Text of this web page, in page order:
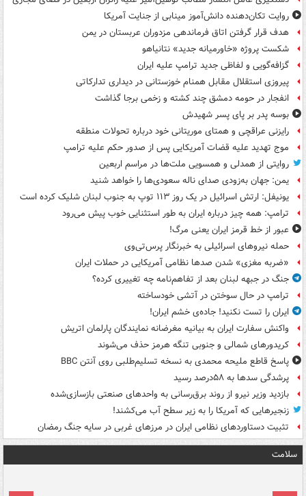
روایت تکان‌دهنده دانش‌آموز مینابی از جنایت آمریکا
هدف قرار گرفتن اتاق‌ فرماندهی مزدوران عربستان در یمن
شکست پروژه «خاورمیانه جدید» نتانیاهو
گزافه‌گویی و لفاظی جدید ترامپ علیه ایران
پیروزی استقلال مقابل همنام خوزستانی در دیداری تدارکاتی
انفجار در حومه دمشق چند کشته و زخمی برجا گذاشت
بوسه‌ پدر بر پای پسر شهیدش
رایزنی عراقچی و همتای موریتانی خود درباره تحولات منطقه
موج تهدید علیه قضات آمریکایی پس از صدور حکم علیه ترامپ
روایتی از همدلی و همسویی ملت‌ها در مراسم اربعین
یمن: جهان به‌زودی صدای ناله سعودی‌ها را خواهد شنید
یونیفل: ارتش اسرائیل در یک روز ۱۱۳ توپ به جنوب لبنان شلیک کرده است
ترامپ: همه چیز درباره ایران به طور استثنایی خوب پیش می‌رود
عبور از خط قرمز ایران یعنی مرگ!
حمله نیروهای اسرائیلی به خبرنگار پرس‌تی‌وی
«ضربه مغزی» شدن صدها نظامی آمریکایی در حملات ایران
جنگ در جبهه لبنان بعد از تفاهم‌نامه چه تغییری کرده؟
ترامپ در حال سوختن در آتشی خودساخته
ایران را تست نکنید! جاده‌ی خشم ایران!
واکنش سفارت ایران به بیانیه مغرضانه نمایندگان پارلمان اتریش
کریدورهای شمالی و جنوبی تنگه هرمز حذف می‌شوند
پاسخ قاطع ملیحه محمدی به نسخه تسلیم‌طلبی روی آنتن BBC
پرشدگی سدها به ۵۸درصد رسید
بازدید وزیر نیرو از روند برق‌رسانی به واحدهای صنعتی بازسازی‌شده
زنجیرهایی که آمریکا را به زیر سطح آب می‌کشند!
تثبیت دستاوردهای نظامی ایران در مرزهای غربی در سایه جنگ رمضان
سلامت